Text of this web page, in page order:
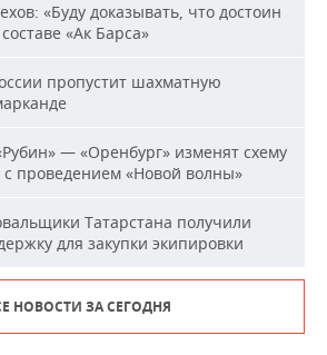
«Буду доказывать, что достоин
«Ак Барса»
пропустит шахматную
— «Оренбург» изменят схему
с проведением «Новой волны»
Татарстана получили
для закупки экипировки
НОВОСТИ ЗА СЕГОДНЯ